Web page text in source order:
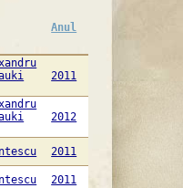
Anul
2011
2012
2011
2011